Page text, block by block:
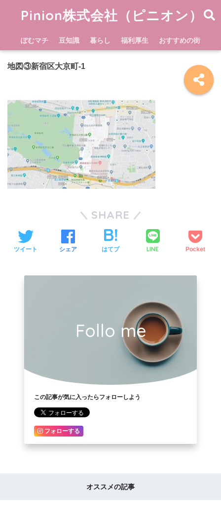
Pinion株式会社（ピニオン）
ぽむマチ 豆知識 暮らし 福利厚生 おすすめの街
地図③新宿区大京町-1
SHARE
ツイート シェア はてブ LINE Pocket
Follo me
この記事が気に入ったらフォローしよう
フォローする
オススメの記事